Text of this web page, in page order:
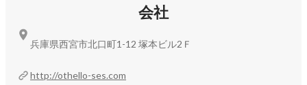
として事業を開始いたしました。
不動産管理業も含め、近年どの業界でもIT化が進んでいます
んと自社で育成し、IT化の波に乗れるよう、エンジニア採用
会社
http://othello-ses.com
兵庫県西宮市北口町1-12 塚本ビル2Ｆ